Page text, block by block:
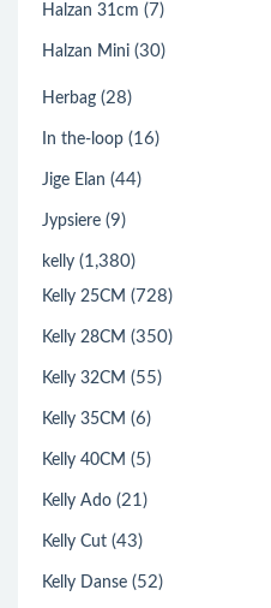
Halzan 31cm (7)
Halzan Mini (30)
Herbag (28)
In the-loop (16)
Jige Elan (44)
Jypsiere (9)
kelly (1,380)
Kelly 25CM (728)
Kelly 28CM (350)
Kelly 32CM (55)
Kelly 35CM (6)
Kelly 40CM (5)
Kelly Ado (21)
Kelly Cut (43)
Kelly Danse (52)